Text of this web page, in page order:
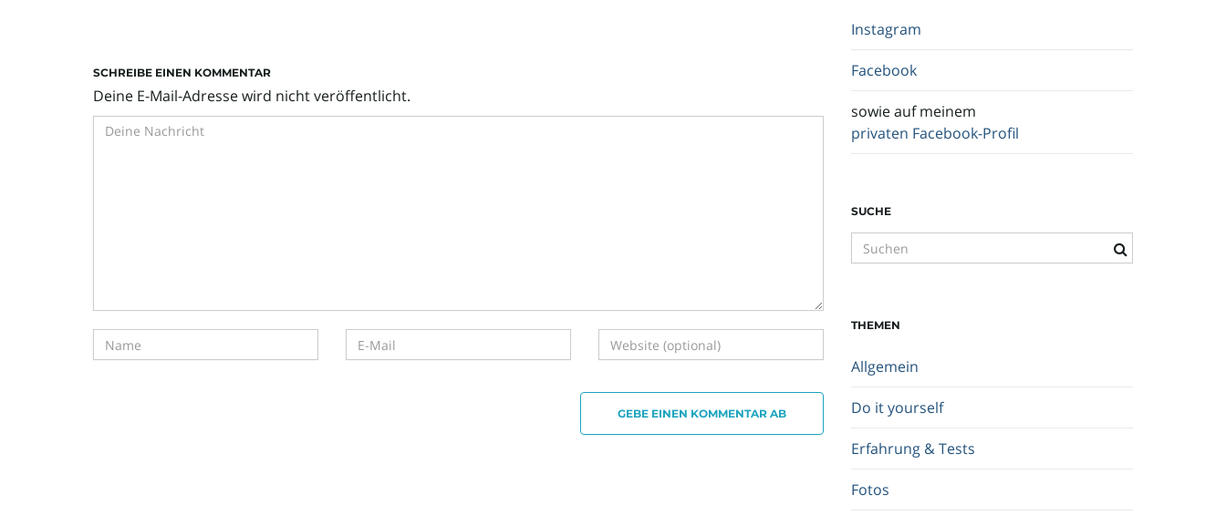
SCHREIBE EINEN KOMMENTAR
Deine E-Mail-Adresse wird nicht veröffentlicht.
GEBE EINEN KOMMENTAR AB
Instagram
Facebook
sowie auf meinem
privaten Facebook-Profil
SUCHE
u
b
g
i
f
.
.
THEMEN
Allgemein
Do it yourself
Erfahrung & Tests
Fotos